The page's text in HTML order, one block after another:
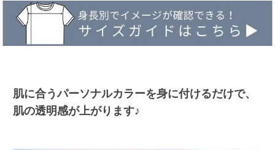
肌に合うパーソナルカラーを身に付けるだけで、
肌の透明感が上がります♪